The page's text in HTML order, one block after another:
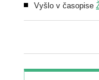
Vyšlo v časopise